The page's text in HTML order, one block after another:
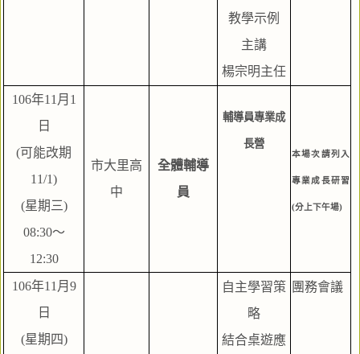
教學示例
主講
楊宗明主任
106年11月1
日
(可能改期
11/1)
(星期三)
08:30～
12:30
市大里高
中
全體輔導
員
輔導員專業成
長營
本場次請列入
專業成長研習
(分上下午場)
106年11月9
日
(星期四)
自主學習策
略
結合桌遊應
團務會議